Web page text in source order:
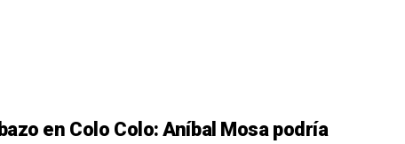
en Colo Colo: Aníbal Mosa podría